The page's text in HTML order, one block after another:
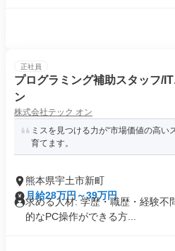
正社員
プログラミング補助スタッフ/
ン
株式会社テック オン
ミスを見つける力が“市場価値の高い
育てます。
熊本県宇土市新町
月給28万円～39万円
求める人材: 学歴・職歴・経験不
的なPC操作ができる方...